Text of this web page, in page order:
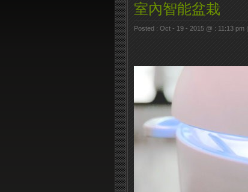
室內智能盆栽
Posted : Oct - 19 - 2015 @ : 11:13 pm |